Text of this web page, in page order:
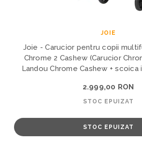
JOIE
Joie - Carucior pentru copii
Chrome 2 Cashew (Carucior
Landou Chrome Cashew + scoica
2.999,00 RON
STOC EPUIZAT
STOC EPUIZAT